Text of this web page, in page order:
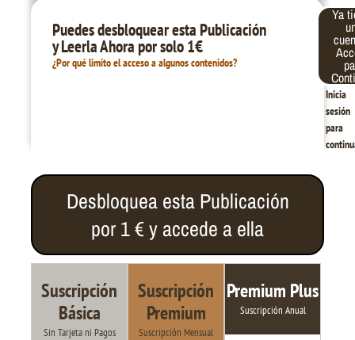
Puedes desbloquear esta Publicación
y Leerla Ahora por solo 1€
¿Por qué limito el acceso a algunos contenidos?
Correo
electrónico
Contraseña
Ya
Inicia
sesión
para
Desbloquea esta Publicación
por 1 € y accede a ella
Suscripción
Básica
Sin Tarjeta ni Pagos
Suscripción
Premium
Suscripción Mensual
Premium Plus
Suscripción Anual